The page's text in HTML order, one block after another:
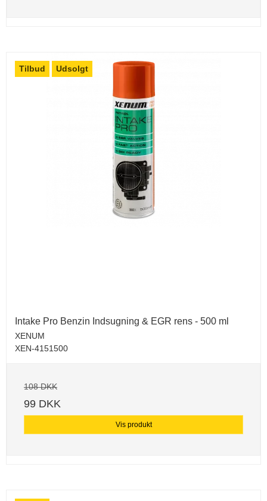
Tilbud Udsolgt
Intake Pro Benzin Indsugning & EGR rens - 500 ml
XENUM
XEN-4151500
108 DKK
99 DKK
Vis produkt